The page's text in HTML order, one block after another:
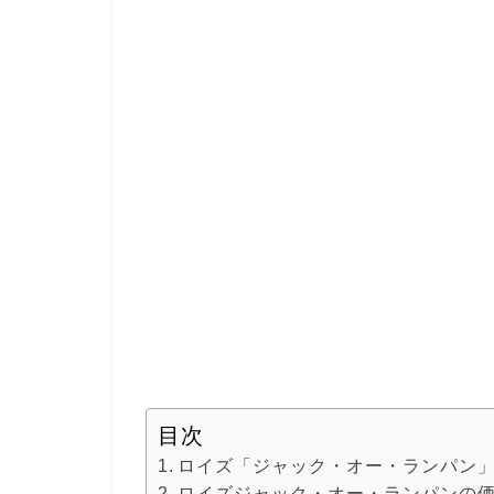
目次
ロイズ「ジャック・オー・ランパン